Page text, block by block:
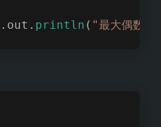
.out. println ( "最大偶数：